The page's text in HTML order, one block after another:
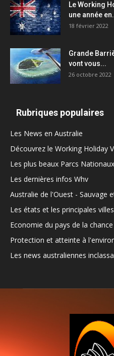
Le Working
une année
18 février 2022
Grande
vont vous...
26 octobre 2022
Rubriques populaires
Les News en Australie
Découvrez le Working Holiday
Les plus beaux Parcs Nationaux
Les dernières infos Whv
Australie de l'Ouest - Sauvage
Les états et les principales villes
Economie du pays de la chance
Protection et atteinte à
Les news australiennes